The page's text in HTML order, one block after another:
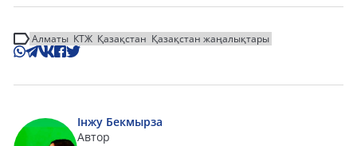
Алматы КТЖ Қазақстан Қазақстан жаңалықтары
Інжу Бекмырза
Автор